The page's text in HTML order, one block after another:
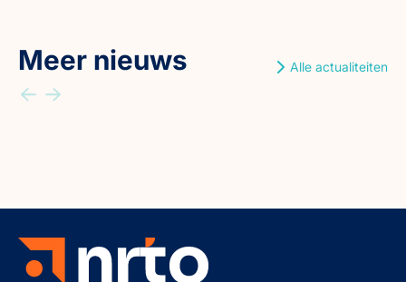
Meer nieuws Alle actualiteiten